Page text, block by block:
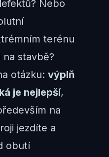
Nebo
terénu
stavbě?
otázku: výplň
je nejlepší,
na
jezdíte a
obutí